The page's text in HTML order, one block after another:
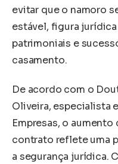
evitar que o namoro
estável, figura
patrimoniais e
casamento.
De acordo com o
Oliveira, especialista
Empresas, o
contrato reflete uma
a segurança jurídica.